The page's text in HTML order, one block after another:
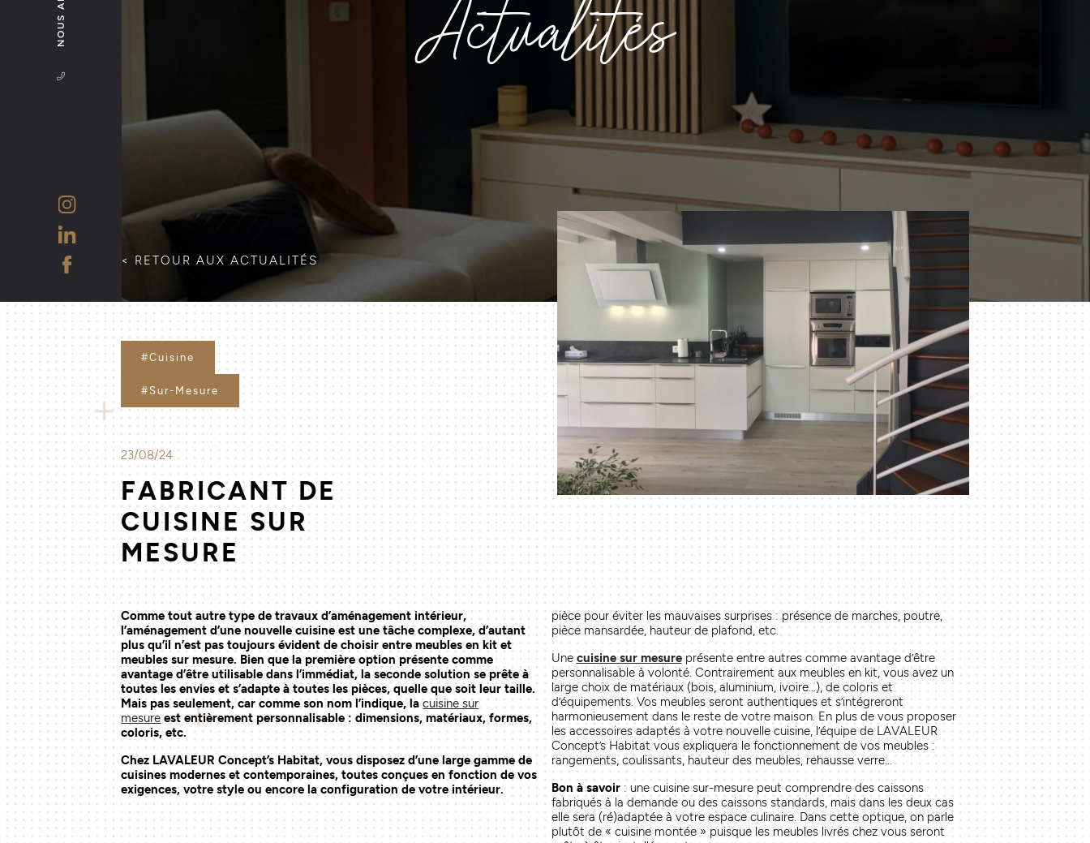
Actualités
< RETOUR AUX ACTUALITÉS
#Cuisine
#Sur-Mesure
23/08/24
FABRICANT DE
CUISINE SUR
MESURE
Comme tout autre type de travaux d’aménagement intérieur,
l’aménagement d’une nouvelle cuisine est une tâche complexe, d’autant
plus qu’il n’est pas toujours évident de choisir entre meubles en kit et
meubles sur mesure. Bien que la première option présente comme
avantage d’être utilisable dans l’immédiat, la seconde solution se prête à
toutes les envies et s’adapte à toutes les pièces, quelle que soit leur taille.
Mais pas seulement, car comme son nom l’indique, lacuisine sur
mesureest entièrement personnalisable : dimensions, matériaux, formes,
coloris, etc.
Chez LAVALEUR Concept’s Habitat, vous disposez d’une large gamme de
cuisines modernes et contemporaines, toutes conçues en fonction de vos
exigences, votre style ou encore la configuration de votre intérieur.
pièce pour éviter les mauvaises surprises : présence de marches, poutre,
pièce mansardée, hauteur de plafond, etc.
Une cuisine sur mesureprésente entre autres comme avantage d’être
personnalisable à volonté. Contrairement aux meubles en kit, vous avez un
large choix de matériaux (bois, aluminium, ivoire…), de coloris et
d’équipements. Vos meubles seront authentiques et s’intégreront
harmonieusement dans le reste de votre maison. En plus de vous proposer
les accessoires adaptés à votre nouvelle cuisine, l’équipe de LAVALEUR
Concept’s Habitat vous expliquera le fonctionnement de vos meubles :
rangements, coulissants, hauteur des meubles, rehausse verre…
Bon à savoir : une cuisine sur-mesure peut comprendre des caissons
fabriqués à la demande ou des caissons standards, mais dans les deux cas
elle sera (ré)adaptée à votre espace culinaire. Dans cette optique, on parle
plutôt de « cuisine montée » puisque les meubles livrés chez vous seront